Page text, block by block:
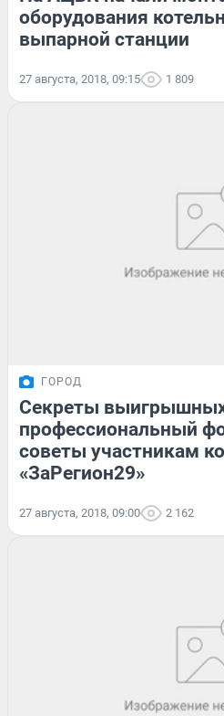
оборудования
выпарной станции
27 августа, 2018, 09:15 1 809
ГОРОД
Секреты
профессиональный
советы участникам
«ЗаРегион29»
27 августа, 2018, 09:00 2 162